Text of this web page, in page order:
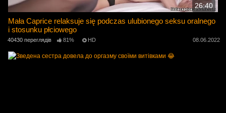
26:40
Mała Caprice relaksuje się podczas ulubionego seksu oralnego
i stosunku płciowego
40430 переглядів 81% HD 08.06.2022